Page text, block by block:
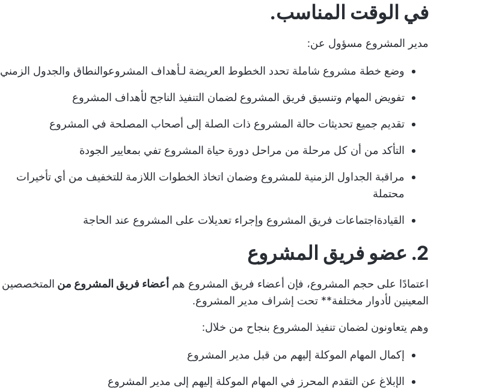
في الوقت المناسب.
مدير المشروع مسؤول عن:
وضع خطة مشروع شاملة تحدد الخطوط العريضة لـأهداف المشروعوالنطاق والجدول الزمني
تفويض المهام وتنسيق فريق المشروع لضمان التنفيذ الناجح لأهداف المشروع
تقديم جميع تحديثات حالة المشروع ذات الصلة إلى أصحاب المصلحة في المشروع
التأكد من أن كل مرحلة من مراحل دورة حياة المشروع تفي بمعايير الجودة
مراقبة الجداول الزمنية للمشروع وضمان اتخاذ الخطوات اللازمة للتخفيف من أي تأخيرات
محتملة
القيادةاجتماعات فريق المشروع وإجراء تعديلات على المشروع عند الحاجة
2. عضو فريق المشروع
اعتمادًا على حجم المشروع، فإن أعضاء فريق المشروع هم أعضاء فريق المشروع من المتخصصين
المعينين لأدوار مختلفة** تحت إشراف مدير المشروع.
وهم يتعاونون لضمان تنفيذ المشروع بنجاح من خلال:
إكمال المهام الموكلة إليهم من قبل مدير المشروع
الإبلاغ عن التقدم المحرز في المهام الموكلة إليهم إلى مدير المشروع